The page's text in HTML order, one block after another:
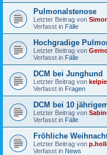
Pulmonalstenose
Letzter Beitrag von
Verfasst in Fälle
Hochgradige
Letzter Beitrag von
Verfasst in Fälle
DCM bei Junghund
Letzter Beitrag von
Verfasst in Fragen
DCM bei 10
Letzter Beitrag von
Verfasst in Fälle
Fröhliche
Letzter Beitrag von
Verfasst in News